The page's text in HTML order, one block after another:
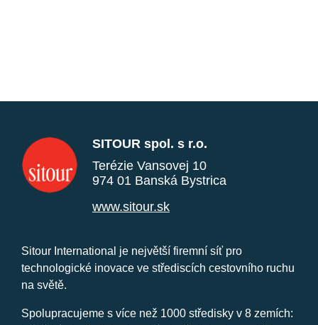
SITOUR spol. s r.o.
Terézie Vansovej 10
974 01 Banská Bystrica
www.sitour.sk
Sitour International je největší firemní síť pro
technologické inovace ve střediscích cestovního ruchu
na světě.
Spolupracujeme s více než 1000 středisky v 8 zemích: